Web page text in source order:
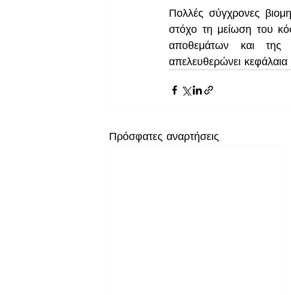
Πολλές σύγχρονες
στόχο τη μείωση του
αποθεμάτων και της
απελευθερώνει
Πρόσφατες αναρτήσεις